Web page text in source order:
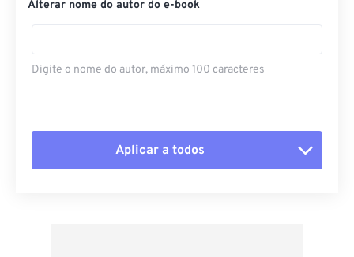
Alterar nome do autor do e-book
Digite o nome do autor, máximo 100 caracteres
Aplicar a todos